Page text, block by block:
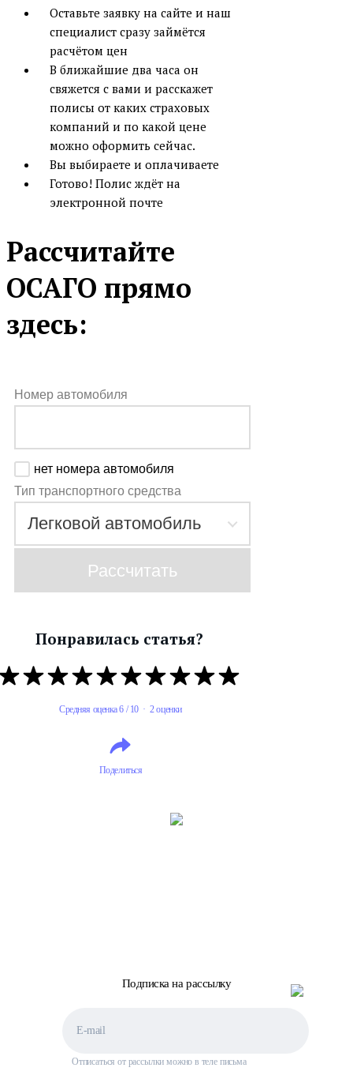
Оставьте заявку на сайте и наш
специалист сразу займётся
расчётом цен
В ближайшие два часа он
свяжется с вами и расскажет
полисы от каких страховых
компаний и по какой цене
можно оформить сейчас.
Вы выбираете и оплачиваете
Готово! Полис ждёт на
электронной почте
Рассчитайте
ОСАГО прямо
здесь:
Номер автомобиля
нет номера автомобиля
Тип транспортного средства
Рассчитать
Понравилась статья?
Средняя оценка 6 / 10 · 2 оценки
Поделиться
Подписка на рассылку
Отписаться от рассылки можно в теле письма